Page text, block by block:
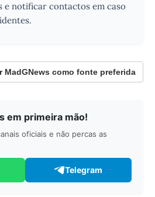
e notificar contactos em caso
MadGNews como fonte preferida
em primeira mão!
oficiais e não percas as
Telegram